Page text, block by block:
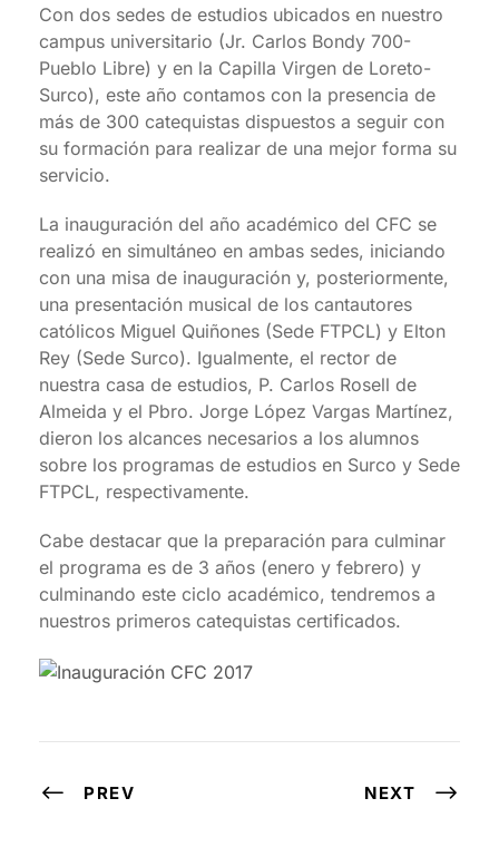
Con dos sedes de estudios ubicados en nuestro
campus universitario (Jr. Carlos Bondy 700-
Pueblo Libre) y en la Capilla Virgen de Loreto-
Surco), este año contamos con la presencia de
más de 300 catequistas dispuestos a seguir con
su formación para realizar de una mejor forma su
servicio.
La inauguración del año académico del CFC se
realizó en simultáneo en ambas sedes, iniciando
con una misa de inauguración y, posteriormente,
una presentación musical de los cantautores
católicos Miguel Quiñones (Sede FTPCL) y Elton
Rey (Sede Surco). Igualmente, el rector de
nuestra casa de estudios, P. Carlos Rosell de
Almeida y el Pbro. Jorge López Vargas Martínez,
dieron los alcances necesarios a los alumnos
sobre los programas de estudios en Surco y Sede
FTPCL, respectivamente.
Cabe destacar que la preparación para culminar
el programa es de 3 años (enero y febrero) y
culminando este ciclo académico, tendremos a
nuestros primeros catequistas certificados.
PREV NEXT